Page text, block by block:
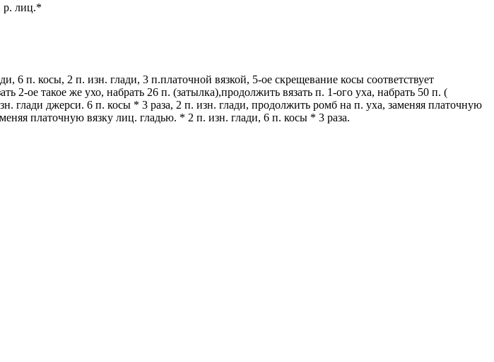
р. лиц.*
6 п. косы, 2 п. изн. глади, 3 п.платочной вязкой, 5-ое скрещевание косы соответствует
ое такое же ухо, набрать 26 п. (затылка),продолжить вязать п. 1-ого уха, набрать 50 п. (
глади джерси. 6 п. косы * 3 раза, 2 п. изн. глади, продолжить ромб на п. уха, заменяя платочную
платочную вязку лиц. гладью. * 2 п. изн. глади, 6 п. косы * 3 раза.